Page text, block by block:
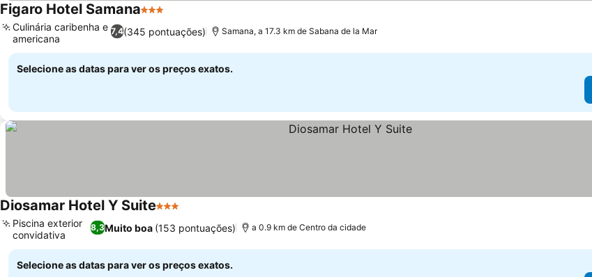
Figaro Hotel Samana3 Estrelas
7,4(345 pontuações)
Culinária caribenha e
americana
Samana, a 17.3 km de Sabana de la Mar
Selecione as datas para ver os preços exatos.
Diosamar Hotel Y Suite3 Estrelas
8,3Muito boa (153 pontuações)
Piscina exterior
convidativa
a 0.9 km de Centro da cidade
Selecione as datas para ver os preços exatos.